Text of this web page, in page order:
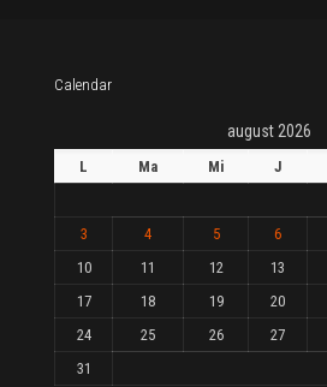
Calendar
august 2026
L Ma Mi J
3
4 5 6
10
11 12 13
17
18 19 20
24
25 26 27
31